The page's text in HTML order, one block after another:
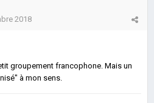
2018
groupement francophone. Mais un
à mon sens.